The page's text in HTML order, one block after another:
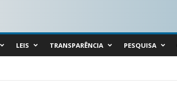
LEIS TRANSPARÊNCIA PESQUISA